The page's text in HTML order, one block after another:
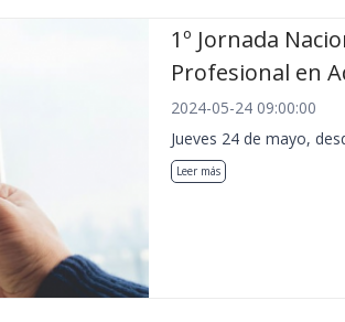
1º Jornada
Profesional en
2024-05-24 09:00:00
Jueves 24 de mayo,
Leer más